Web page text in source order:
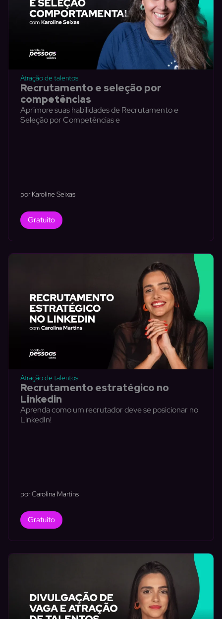
Atração de talentos
Recrutamento e seleção por
competências
Aprimore suas habilidades de Recrutamento e
Seleção por Competências e
por Karoline Seixas
Gratuito
Atração de talentos
Recrutamento estratégico no
Linkedin
Aprenda como um recrutador deve se posicionar no
LinkedIn!
por Carolina Martins
Gratuito